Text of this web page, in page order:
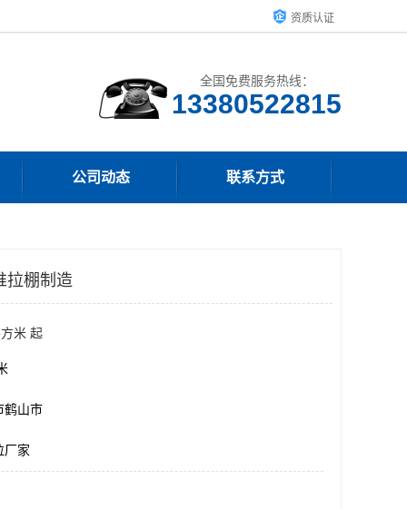
资质认证
全国免费服务热线：
13380522815
公司动态 联系方式
拉棚制造
米 起
鹤山市
厂家